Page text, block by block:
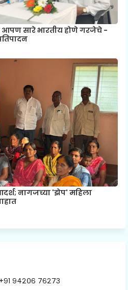
आपण सारे भारतीय होणे गरजेचे -
नागजच्या 'झेप' महिला
९४२०६ ७६२७३